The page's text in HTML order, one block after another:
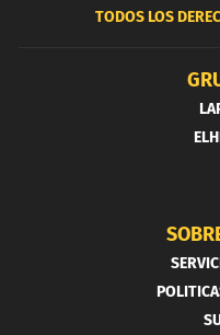
TODOS LOS